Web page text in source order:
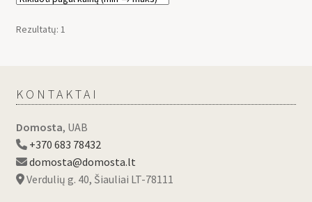
Rezultatų: 1
KONTAKTAI
Domosta, UAB
+370 683 78432
domosta@domosta.lt
Verdulių g. 40, Šiauliai LT-78111